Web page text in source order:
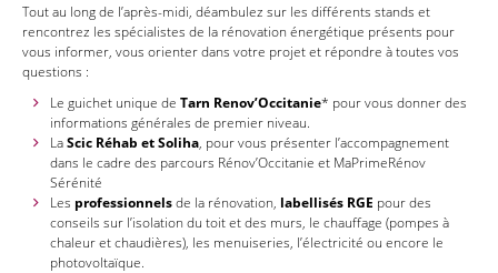
Tout au long de l’après-midi, déambulez sur les différents stands et
rencontrez les spécialistes de la rénovation énergétique présents pour
vous informer, vous orienter dans votre projet et répondre à toutes vos
questions :
Le guichet unique de Tarn Renov’Occitanie* pour vous donner des
informations générales de premier niveau.
LaScic Réhab et Soliha, pour vous présenter l’accompagnement
dans le cadre des parcours Rénov’Occitanie et MaPrimeRénov
Sérénité
Les professionnelsde la rénovation, labellisés RGE pour des
conseils sur l’isolation du toit et des murs, le chauffage (pompes à
chaleur et chaudières), les menuiseries, l’électricité ou encore le
photovoltaïque.